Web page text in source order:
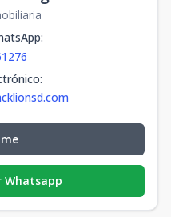
:
:
Whatsapp